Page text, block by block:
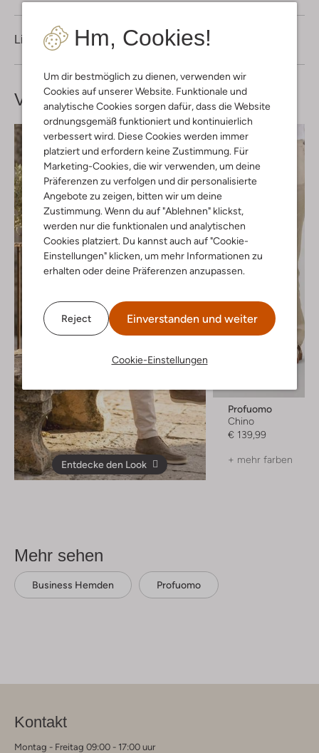
Hm, Cookies!
Um dir bestmöglich zu dienen, verwenden wir
Cookies auf unserer Website. Funktionale und
analytische Cookies sorgen dafür, dass die Website
ordnungsgemäß funktioniert und kontinuierlich
verbessert wird. Diese Cookies werden immer
platziert und erfordern keine Zustimmung. Für
Marketing-Cookies, die wir verwenden, um deine
Präferenzen zu verfolgen und dir personalisierte
Angebote zu zeigen, bitten wir um deine
Zustimmung. Wenn du auf "Ablehnen" klickst,
werden nur die funktionalen und analytischen
Cookies platziert. Du kannst auch auf "Cookie-
Einstellungen" klicken, um mehr Informationen zu
erhalten oder deine Präferenzen anzupassen.
Reject Einverstanden und weiter
Cookie-Einstellungen
Lieferung & Rückgabe
Vervollständige deinenLook
Entdecke den Look
Profuomo
Chino
€ 139,99
+ mehr farben
Mehr sehen
Business Hemden Profuomo
Kontakt
Montag - Freitag 09:00 - 17:00 uur